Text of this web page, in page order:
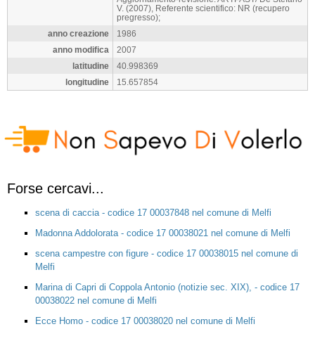
V. (2007), Referente scientifico: NR (recupero
pregresso);
anno creazione
1986
anno modifica
2007
latitudine
40.998369
longitudine
15.657854
Forse cercavi...
scena di caccia - codice 17 00037848 nel comune di Melfi
Madonna Addolorata - codice 17 00038021 nel comune di Melfi
scena campestre con figure - codice 17 00038015 nel comune di
Melfi
Marina di Capri di Coppola Antonio (notizie sec. XIX), - codice 17
00038022 nel comune di Melfi
Ecce Homo - codice 17 00038020 nel comune di Melfi